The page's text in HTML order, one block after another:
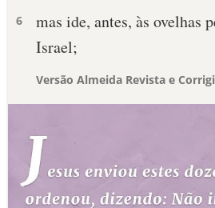
6
mas ide, antes, às ovelhas
Israel;
Versão Almeida Revista e